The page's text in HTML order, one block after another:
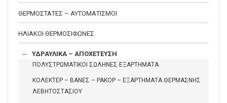
ΘΕΡΜΟΣΤΑΤΕΣ – ΑΥΤΟΜΑΤΙΣΜΟΙ
ΗΛΙΑΚΟΙ ΘΕΡΜΟΣΙΦΩΝΕΣ
ΥΔΡΑΥΛΙΚΑ – ΑΠΟΧΕΤΕΥΣΗ
ΠΟΛΥΣΤΡΩΜΑΤΙΚΟΙ ΣΩΛΗΝΕΣ ΕΞΑΡΤΗΜΑΤΑ
ΚΟΛΕΚΤΕΡ – ΒΑΝΕΣ – ΡΑΚΟΡ – ΕΞΑΡΤΗΜΑΤΑ ΘΕΡΜΑΣΝΗΣ
ΛΕΒΗΤΟΣΤΑΣΙΟΥ